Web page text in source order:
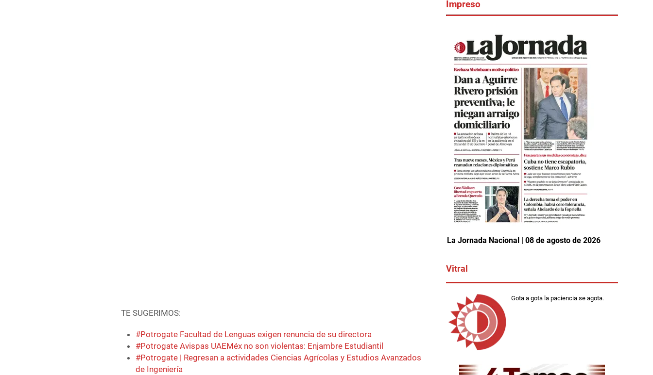
TE SUGERIMOS:
#Potrogate Facultad de Lenguas exigen renuncia de su directora
#Potrogate Avispas UAEMéx no son violentas: Enjambre Estudiantil
#Potrogate | Regresan a actividades Ciencias Agrícolas y Estudios Avanzados
de Ingeniería
Impreso
La Jornada Nacional | 08 de agosto de 2026
Vitral
Gota a gota la paciencia se agota.